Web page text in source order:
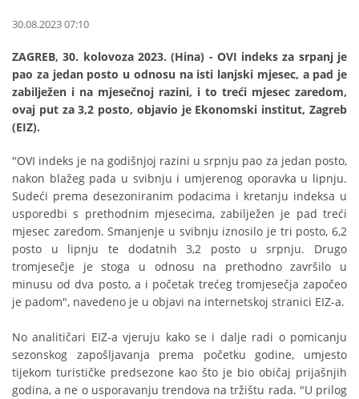
30.08.2023 07:10
ZAGREB, 30. kolovoza 2023. (Hina) - OVI indeks za srpanj je
pao za jedan posto u odnosu na isti lanjski mjesec, a pad je
zabilježen i na mjesečnoj razini, i to treći mjesec zaredom,
ovaj put za 3,2 posto, objavio je Ekonomski institut, Zagreb
(EIZ).
"OVI indeks je na godišnjoj razini u srpnju pao za jedan posto,
nakon blažeg pada u svibnju i umjerenog oporavka u lipnju.
Sudeći prema desezoniranim podacima i kretanju indeksa u
usporedbi s prethodnim mjesecima, zabilježen je pad treći
mjesec zaredom. Smanjenje u svibnju iznosilo je tri posto, 6,2
posto u lipnju te dodatnih 3,2 posto u srpnju. Drugo
tromjesečje je stoga u odnosu na prethodno završilo u
minusu od dva posto, a i početak trećeg tromjesečja započeo
je padom", navedeno je u objavi na internetskoj stranici EIZ-a.
No analitičari EIZ-a vjeruju kako se i dalje radi o pomicanju
sezonskog zapošljavanja prema početku godine, umjesto
tijekom turističke predsezone kao što je bio običaj prijašnjih
godina, a ne o usporavanju trendova na tržištu rada. "U prilog